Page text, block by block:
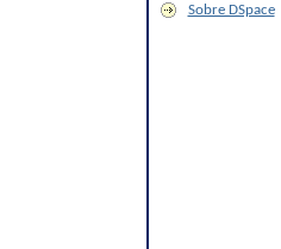
Sobre DSpace